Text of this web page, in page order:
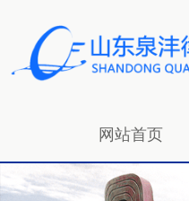
网站首页
招贤纳士